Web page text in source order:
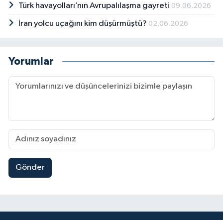
Türk havayolları’nın Avrupalılaşma gayreti 09.06.2026
İran yolcu uçağını kim düşürmüştü? 02.06.2026
Yorumlar
Gönder